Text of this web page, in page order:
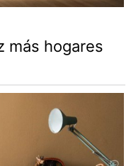
más hogares